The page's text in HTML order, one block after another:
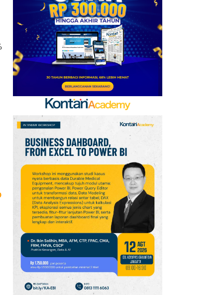
7
Promo Senin Ceria
Indomaret 10 Agustus
2026, 2 Pack Sosis
Kanzler Rp14.200
Promo Superindo 10–13
Agustus 2026, Minyak
Goreng Rp19.900 hingga
Nugget Rp25.900
9
Promo Happy Hour
Alfamart 10 Agustus
2026, Cokelat Mulai
Rp8.500
10 Kalender Lunar China 10-
16 Agustus 2026: Catat
Hari Baik dan
Pantangannya